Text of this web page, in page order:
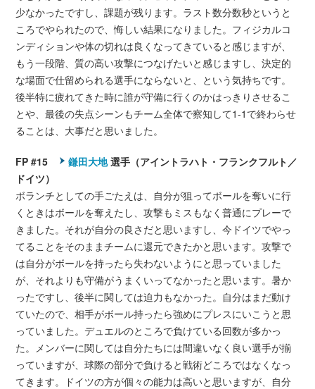
少なかったですし、課題が残ります。ラスト数分数秒というと
ころでやられたので、悔しい結果になりました。フィジカルコ
ンディションや体の切れは良くなってきていると感じますが、
もう一段階、質の高い攻撃につなげたいと感じますし、決定的
な場面で仕留められる選手にならないと、という気持ちです。
後半特に疲れてきた時に誰が守備に行くのかはっきりさせるこ
とや、最後の失点シーンもチーム全体で察知して1-1で終わらせ
ることは、大事だと思いました。
FP #15 鎌田大地選手（アイントラハト・フランクフルト／
ドイツ）
ボランチとしての手ごたえは、自分が狙ってボールを奪いに行
くときはボールを奪えたし、攻撃もミスもなく普通にプレーで
きました。それが自分の良さだと思いますし、今ドイツでやっ
てることをそのままチームに還元できたかと思います。攻撃で
は自分がボールを持ったら失わないようにと思っていました
が、それよりも守備がうまくいってなかったと思います。暑か
ったですし、後半に関しては迫力もなかった。自分はまだ動け
ていたので、相手がボール持ったら強めにプレスにいこうと思
っていました。デュエルのところで負けている回数が多かっ
た。メンバーに関しては自分たちには間違いなく良い選手が揃
っていますが、球際の部分で負けると戦術どころではなくなっ
てきます。ドイツの方が個々の能力は高いと思いますが、自分